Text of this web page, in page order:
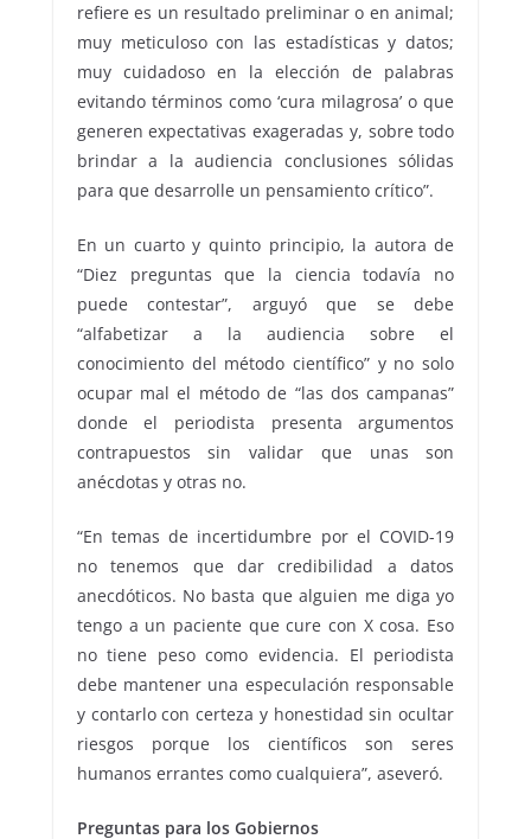
refiere es un resultado preliminar o en animal;
muy meticuloso con las estadísticas y datos;
muy cuidadoso en la elección de palabras
evitando términos como ‘cura milagrosa’ o que
generen expectativas exageradas y, sobre todo
brindar a la audiencia conclusiones sólidas
para que desarrolle un pensamiento crítico”.
En un cuarto y quinto principio, la autora de
“Diez preguntas que la ciencia todavía no
puede contestar”, arguyó que se debe
“alfabetizar a la audiencia sobre el
conocimiento del método científico” y no solo
ocupar mal el método de “las dos campanas”
donde el periodista presenta argumentos
contrapuestos sin validar que unas son
anécdotas y otras no.
“En temas de incertidumbre por el COVID-19
no tenemos que dar credibilidad a datos
anecdóticos. No basta que alguien me diga yo
tengo a un paciente que cure con X cosa. Eso
no tiene peso como evidencia. El periodista
debe mantener una especulación responsable
y contarlo con certeza y honestidad sin ocultar
riesgos porque los científicos son seres
humanos errantes como cualquiera”, aseveró.
Preguntas para los Gobiernos